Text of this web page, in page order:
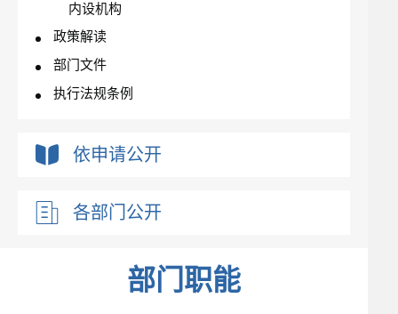
内设机构
政策解读
部门文件
执行法规条例
依申请公开
各部门公开
部门职能